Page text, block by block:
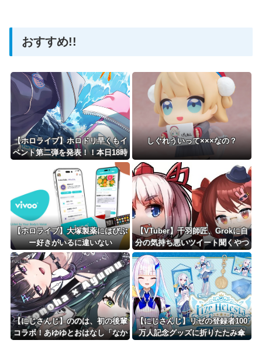
おすすめ!!
【ホロライブ】ホロドリ早くもイ
ベント第二弾を発表！！本日18時
しぐれういって×××なの？
【ホロライブ】大塚製薬にはびぶ
ー好きがいるに違いない
【VTuber】千羽師匠、Grokに自
分の気持ち悪いツイート聞くやつ
やってるのかなって思ったら相手
鴨神やんけ
【にじさんじ】ののは、初の後輩
コラボ！あゆゆとおはなし「なか
【にじさんじ】リゼの登録者100
万人記念グッズに折りたたみ傘